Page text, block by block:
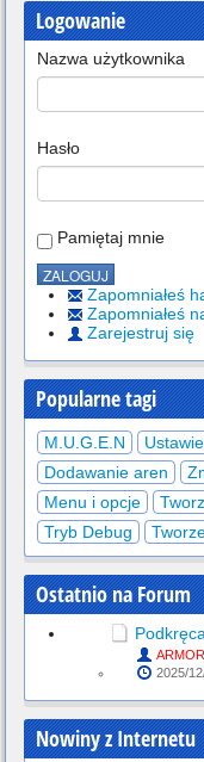
Logowanie
Nazwa użytkownika
Hasło
Pamiętaj mnie
Zapomniałeś
Zapomniałeś
Zarejestruj się
Popularne tagi
M.U.G.E.N
Dodawanie aren
Menu i opcje
Tryb Debug
Ostatnio na Forum
2025/
Nowiny z Internetu